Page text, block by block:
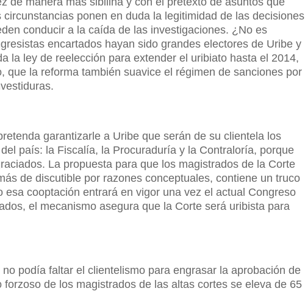
ponen en duda la legitimidad de las decisiones
conducir a la caída de las investigaciones. ¿No es
encartados hayan sido grandes electores de Uribe y
la ley de reelección para extender el uribiato hasta el 2014,
que la reforma también suavice el régimen de sanciones por
garantizarle a Uribe que serán de su clientela los
país: la Fiscalía, la Procuraduría y la Contraloría, porque
La propuesta para que los magistrados de la Corte
de discutible por razones conceptuales, contiene un truco
cooptación entrará en vigor una vez el actual Congreso
el mecanismo asegura que la Corte será uribista para
podía faltar el clientelismo para engrasar la aprobación de
de los magistrados de las altas cortes se eleva de 65